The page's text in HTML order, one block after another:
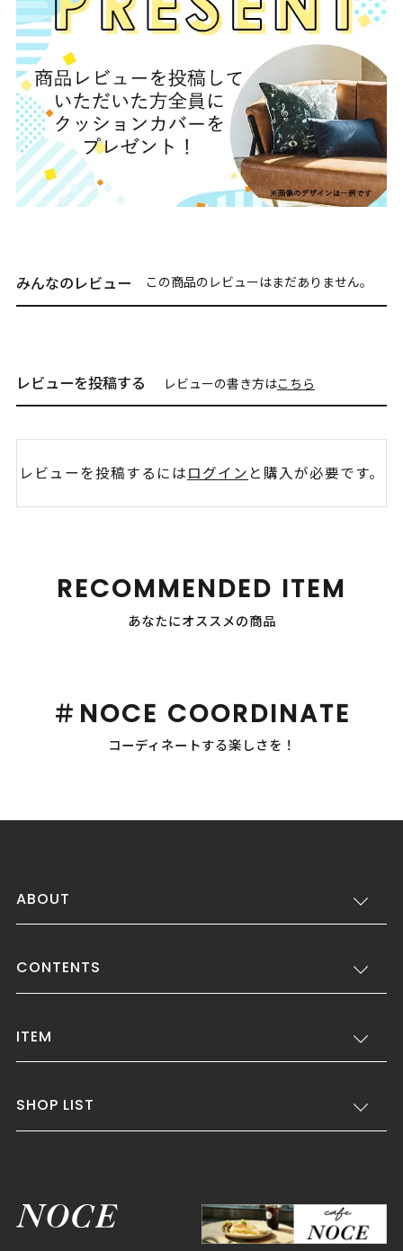
みんなのレビュー この商品のレビューはまだありません。
レビューを投稿する レビューの書き方はこちら
レビューを投稿するにはログイン と購入が必要です。
RECOMMENDED ITEM
あなたにオススメの商品
＃NOCE COORDINATE
コーディネートする楽しさを！
ABOUT
CONTENTS
ITEM
SHOP LIST